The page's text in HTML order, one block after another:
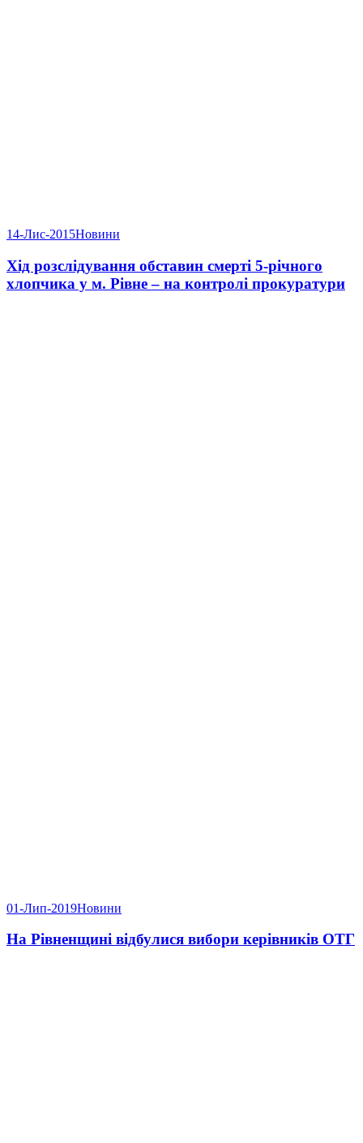
14-Лис-2015Новини
Хід розслідування обставин смерті 5-річного
хлопчика у м. Рівне – на контролі прокуратури
01-Лип-2019Новини
На Рівненщині відбулися вибори керівників ОТГ